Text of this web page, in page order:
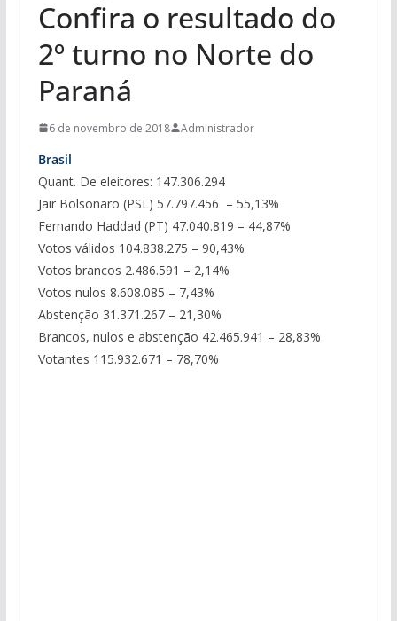
Confira o resultado do
2º turno no Norte do
Paraná
6 de novembro de 2018 Administrador
Brasil
Quant. De eleitores: 147.306.294
Jair Bolsonaro (PSL) 57.797.456 – 55,13%
Fernando Haddad (PT) 47.040.819 – 44,87%
Votos válidos 104.838.275 – 90,43%
Votos brancos 2.486.591 – 2,14%
Votos nulos 8.608.085 – 7,43%
Abstenção 31.371.267 – 21,30%
Brancos, nulos e abstenção 42.465.941 – 28,83%
Votantes 115.932.671 – 78,70%